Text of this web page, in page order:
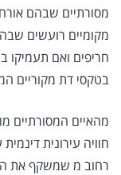
מסורתיים שבהם
מקומיים רועשים
חריפים ואם תעמיקו
בטקסי דת מקוריים
מהאיים המסורתיים
חוויה עירונית
רחוב מ שמשקף את